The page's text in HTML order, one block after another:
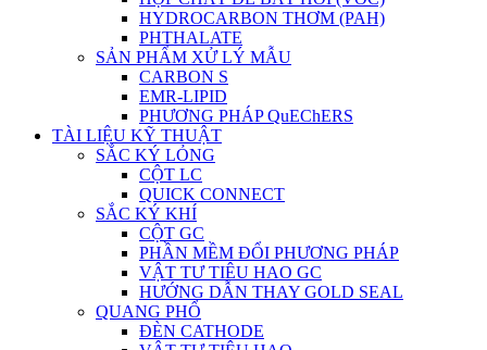
HYDROCARBON THƠM (PAH)
PHTHALATE
SẢN PHẨM XỬ LÝ MẪU
CARBON S
EMR-LIPID
PHƯƠNG PHÁP QuEChERS
TÀI LIỆU KỸ THUẬT
SẮC KÝ LỎNG
CỘT LC
QUICK CONNECT
SẮC KÝ KHÍ
CỘT GC
PHẦN MỀM ĐỔI PHƯƠNG PHÁP
VẬT TƯ TIÊU HAO GC
HƯỚNG DẪN THAY GOLD SEAL
QUANG PHỔ
ĐÈN CATHODE